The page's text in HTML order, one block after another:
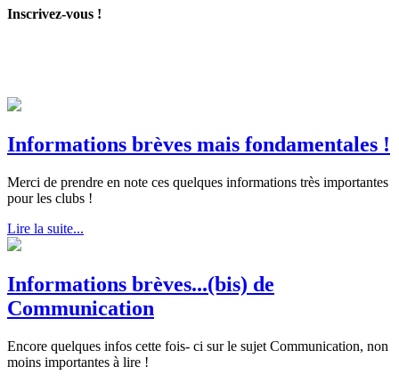
Inscrivez-vous !
Informations brèves mais fondamentales !
Merci de prendre en note ces quelques informations très importantes
pour les clubs !
Lire la suite...
Informations brèves...(bis) de
Communication
Encore quelques infos cette fois- ci sur le sujet Communication, non
moins importantes à lire !